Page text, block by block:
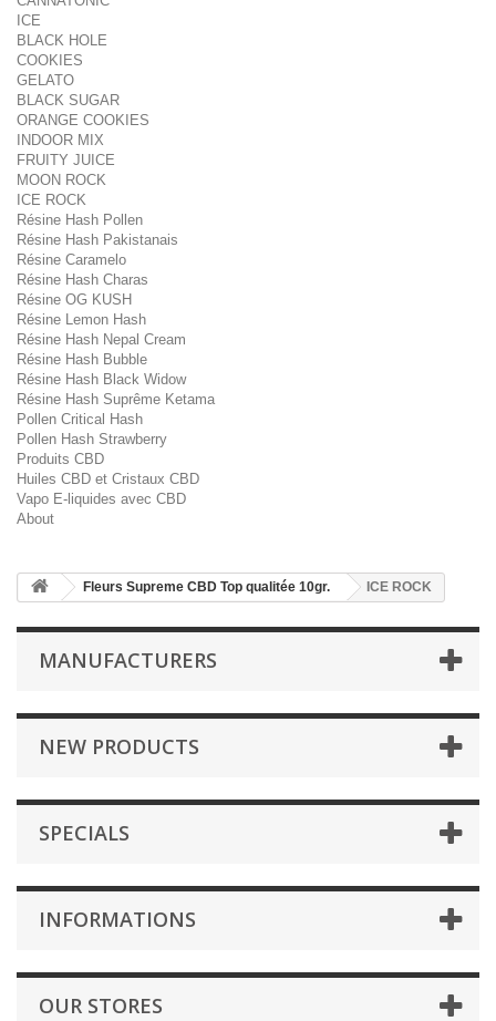
ICE
BLACK HOLE
COOKIES
GELATO
BLACK SUGAR
ORANGE COOKIES
INDOOR MIX
FRUITY JUICE
MOON ROCK
ICE ROCK
Résine Hash Pollen
Résine Hash Pakistanais
Résine Caramelo
Résine Hash Charas
Résine OG KUSH
Résine Lemon Hash
Résine Hash Nepal Cream
Résine Hash Bubble
Résine Hash Black Widow
Résine Hash Suprême Ketama
Pollen Critical Hash
Pollen Hash Strawberry
Produits CBD
Huiles CBD et Cristaux CBD
Vapo E-liquides avec CBD
About
Fleurs Supreme CBD Top qualitée 10gr. ICE ROCK
MANUFACTURERS
NEW PRODUCTS
SPECIALS
INFORMATIONS
OUR STORES